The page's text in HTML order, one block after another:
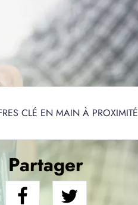
CLÉ EN MAIN À PROXIMITÉ
Partager